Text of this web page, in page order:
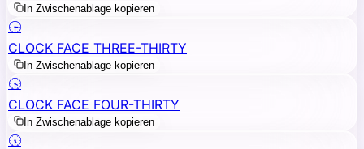
In Zwischenablage kopieren
🕞
CLOCK FACE THREE-THIRTY
In Zwischenablage kopieren
🕟
CLOCK FACE FOUR-THIRTY
In Zwischenablage kopieren
🕠